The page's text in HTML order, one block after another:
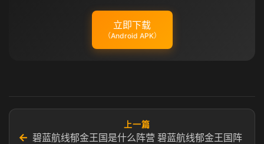
立即下载
（Android APK）
←
上一篇
碧蓝航线郁金王国是什么阵营​ 碧蓝航线郁金王国阵